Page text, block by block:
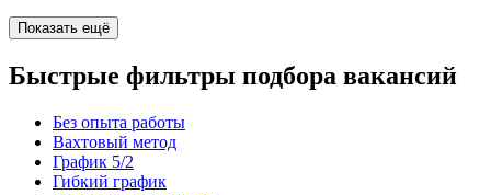
Показать ещё
Быстрые фильтры подбора вакансий
Без опыта работы
Вахтовый метод
График 5/2
Гибкий график